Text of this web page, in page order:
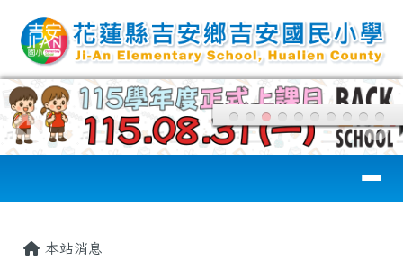
花蓮縣吉安國小
本站消息